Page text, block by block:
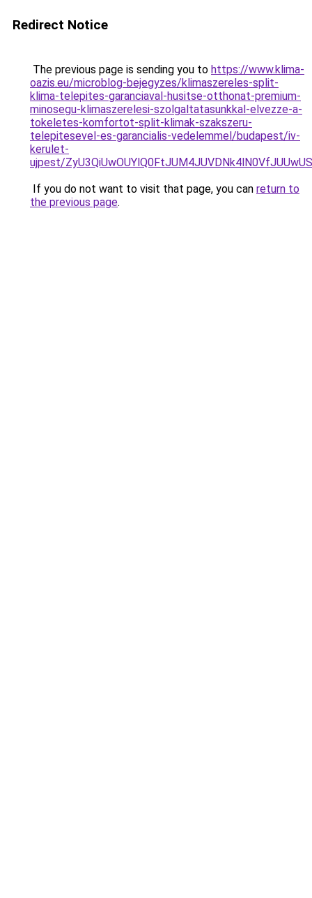
Redirect Notice
The previous page is sending you to https://www.klima-
oazis.eu/microblog-bejegyzes/klimaszereles-split-
klima-telepites-garanciaval-husitse-otthonat-premium-
minosegu-klimaszerelesi-szolgaltatasunkkal-elvezze-a-
tokeletes-komfortot-split-klimak-szakszeru-
telepitesevel-es-garancialis-vedelemmel/budapest/iv-
kerulet-
ujpest/
If you do not want to visit that page, you can return to
the previous page.